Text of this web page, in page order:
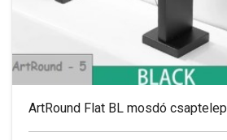
ArtRound Flat BL mosdó csaptelep